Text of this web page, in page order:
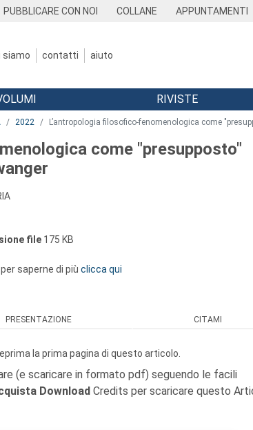
PUBBLICARE CON NOI COLLANE APPUNTAMENTI
siamo contatti aiuto
RIVISTE
2022 L’antropologia filosofico-fenomenologica come
come "presupposto"
file 175 KB
saperne di più clicca qui
PRESENTAZIONE CITAMI
la prima pagina di questo articolo.
(e scaricare in formato pdf) seguendo le facili
Download Credits per scaricare questo